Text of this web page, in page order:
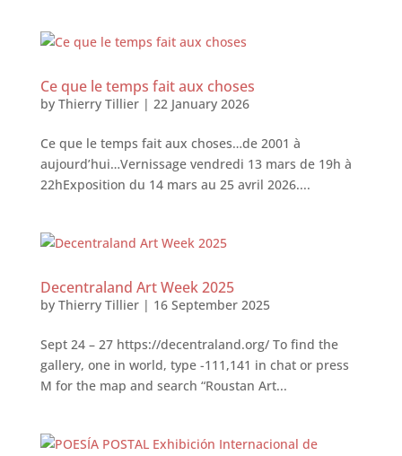
Ce que le temps fait aux choses
by Thierry Tillier| 22 January 2026
Ce que le temps fait aux choses…de 2001 à
aujourd’hui…Vernissage vendredi 13 mars de 19h à
22hExposition du 14 mars au 25 avril 2026....
Decentraland Art Week 2025
by Thierry Tillier| 16 September 2025
Sept 24 – 27 https://decentraland.org/ To find the
gallery, one in world, type -111,141 in chat or press
M for the map and search “Roustan Art...